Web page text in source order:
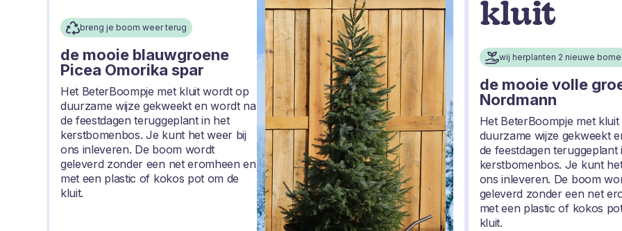
breng je boom weer terug
de mooie blauwgroene
Picea Omorika spar
Het BeterBoompje met kluit wordt op
duurzame wijze gekweekt en wordt na
de feestdagen teruggeplant in het
kerstbomenbos. Je kunt het weer bij
ons inleveren. De boom wordt
geleverd zonder een net eromheen en
met een plastic of kokos pot om de
kluit.
kluit
wij herplanten 2 nieuwe
de mooie volle
Nordmann
Het BeterBoompje met
duurzame wijze gekweekt
de feestdagen teruggeplant
kerstbomenbos. Je kunt
ons inleveren. De boom
geleverd zonder een net
met een plastic of kokos
kluit.